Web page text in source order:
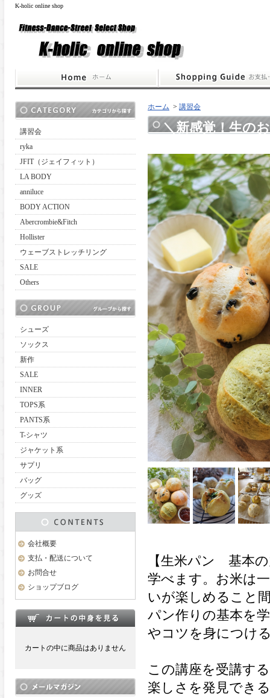
K-holic online shop
講習会
ryka
JFIT（ジェイフィット）
LA BODY
anniluce
BODY ACTION
Abercrombie&Fitch
Hollister
ウェーブストレッチリング
SALE
Others
シューズ
ソックス
新作
SALE
INNER
TOPS系
PANTS系
T-シャツ
ジャケット系
サプリ
バッグ
グッズ
会社概要
支払・配送について
お問合せ
ショップブログ
カートの中に商品はありません
ホーム > 講習会
＼新感覚！生の
【生米パン 基本
学べます。お米は
いが楽しめること
パン作りの基本を
やコツを身につけ
この講座を受講す
楽しさを発見でき